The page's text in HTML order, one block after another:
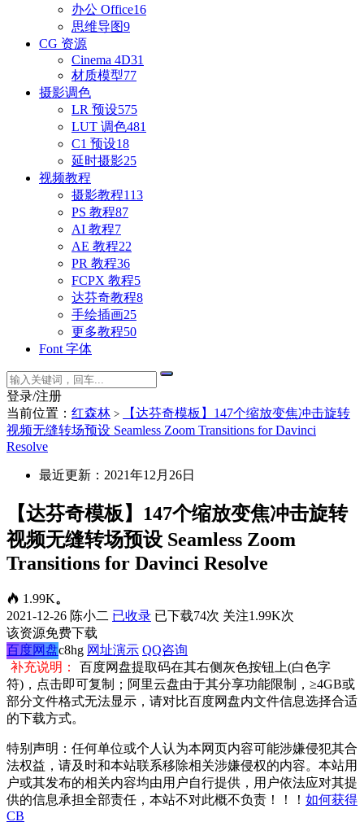
办公 Office16
思维导图9
CG 资源
Cinema 4D31
材质模型77
摄影调色
LR 预设575
LUT 调色481
C1 预设18
延时摄影25
视频教程
摄影教程113
PS 教程87
AI 教程7
AE 教程22
PR 教程36
FCPX 教程5
达芬奇教程8
手绘插画25
更多教程50
Font 字体
登录/注册
当前位置： 红森林 >
【达芬奇模板】147个缩放变焦冲击旋转
视频无缝转场预设 Seamless Zoom Transitions for Davinci
Resolve
最近更新：2021年12月26日
【达芬奇模板】147个缩放变焦冲击旋转
视频无缝转场预设 Seamless Zoom
Transitions for Davinci Resolve
1.99K。
2021-12-26 陈小二 已收录 已下载74次 关注1.99K次
该资源免费下载
百度网盘c8hg 网址演示 QQ咨询
补充说明：
百度网盘提取码在其右侧灰色按钮上(白色字
符)，点击即可复制；阿里云盘由于其分享功能限制，≥4GB或
部分文件格式无法显示，请对比百度网盘内文件信息选择合适
的下载方式。
特别声明：任何单位或个人认为本网页内容可能涉嫌侵犯其合
法权益，请及时和本站联系移除相关涉嫌侵权的内容。本站用
户或其发布的相关内容均由用户自行提供，用户依法应对其提
供的信息承担全部责任，本站不对此概不负责！！！ 如何获得
CB